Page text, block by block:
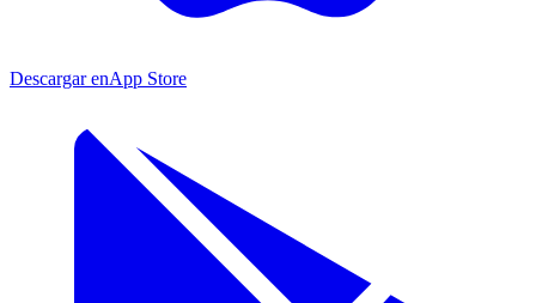
Descargar enApp Store